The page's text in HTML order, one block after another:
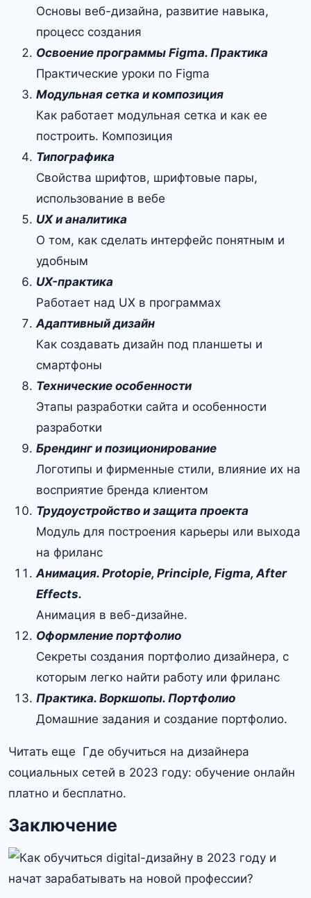
Основы веб-дизайна, развитие навыка,
процесс создания
Освоение программы Figma. Практика
Практические уроки по Figma
Модульная сетка и композиция
Как работает модульная сетка и как ее
построить. Композиция
Типографика
Свойства шрифтов, шрифтовые пары,
использование в вебе
UX и аналитика
О том, как сделать интерфейс понятным и
удобным
UX-практика
Работает над UX в программах
Адаптивный дизайн
Как создавать дизайн под планшеты и
смартфоны
Технические особенности
Этапы разработки сайта и особенности
разработки
Брендинг и позиционирование
Логотипы и фирменные стили, влияние их на
восприятие бренда клиентом
Трудоустройство и защита проекта
Модуль для построения карьеры или выхода
на фриланс
Анимация. Protopie, Principle, Figma, After
Effects.
Анимация в веб-дизайне.
Оформление портфолио
Секреты создания портфолио дизайнера, с
которым легко найти работу или фриланс
Практика. Воркшопы. Портфолио
Домашние задания и создание портфолио.
Читать еще Где обучиться на дизайнера
социальных сетей в 2023 году: обучение онлайн
платно и бесплатно.
Заключение